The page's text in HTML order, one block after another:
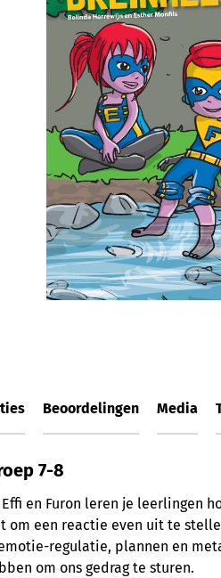
Beoordelingen Media
7-8
en Furon leren je leerlingen
om een reactie even uit te
regulatie, plannen en
om ons gedrag te sturen.